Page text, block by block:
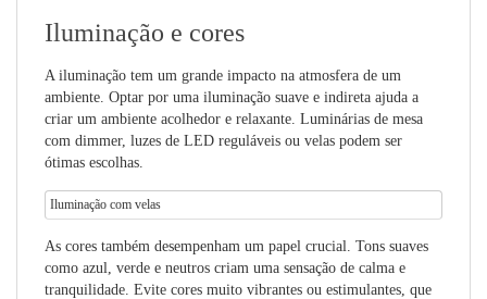
Iluminação e cores
A iluminação tem um grande impacto na atmosfera de um
ambiente. Optar por uma iluminação suave e indireta ajuda a
criar um ambiente acolhedor e relaxante. Luminárias de mesa
com dimmer, luzes de LED reguláveis ou velas podem ser
ótimas escolhas.
Iluminação com velas
As cores também desempenham um papel crucial. Tons suaves
como azul, verde e neutros criam uma sensação de calma e
tranquilidade. Evite cores muito vibrantes ou estimulantes, que